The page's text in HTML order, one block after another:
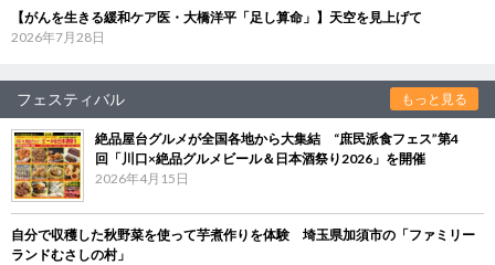
【がんを生きる緩和ケア医・大橋洋平「足し算命」】天空を見上げて
2026年7月28日
フェスティバル もっと見る
絶品屋台グルメが全国各地から大集結 “庶民派食フェス”第4
回「川口×絶品グルメビール＆日本酒祭り2026」を開催
2026年4月15日
自分で収穫した秋野菜を使って芋煮作りを体験 埼玉県加須市の「ファミリー
ランドむさしの村」